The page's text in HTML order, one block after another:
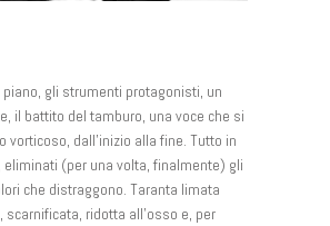
piano, gli strumenti protagonisti, un
il battito del tamburo, una voce che si
vorticoso, dall’inizio alla fine. Tutto in
eliminati (per una volta, finalmente) gli
che distraggono. Taranta limata
scarnificata, ridotta all’osso e, per